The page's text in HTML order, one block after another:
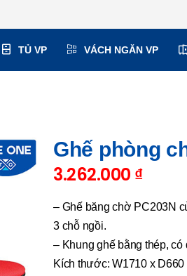
TỦ VP VÁCH NGĂN VP
Ghế phòng
3.262.000 ₫
– Ghế băng chờ PC203N
3 chỗ ngồi.
– Khung ghế bằng thép,
Kích thước: W1710 x D660